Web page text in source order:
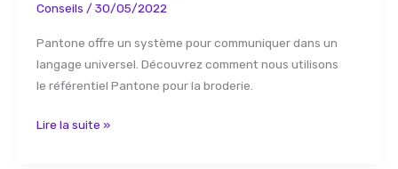
Conseils / 30/05/2022
Pantone offre un système pour communiquer dans un
langage universel. Découvrez comment nous utilisons
le référentiel Pantone pour la broderie.
Lire la suite »